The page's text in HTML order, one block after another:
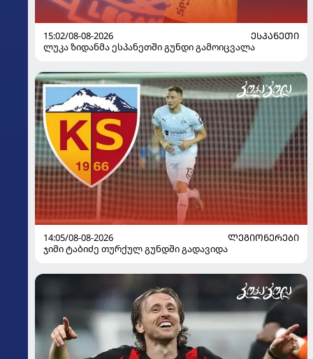
15:02/08-08-2026
ᲔᲡᲞᲐᲜᲔᲗᲘ
ლუკა ზიდანმა ესპანეთში გუნდი გამოიცვალა
14:05/08-08-2026
ᲚᲔᲒᲘᲝᲜᲔᲠᲔᲑᲘ
ჯიმი ტაბიძე თურქულ გუნდში გადავიდა